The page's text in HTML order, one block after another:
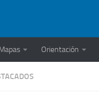
Orientación